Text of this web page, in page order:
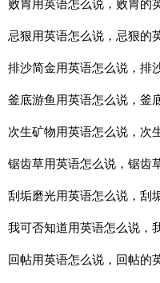
败胃用英语怎么说，败胃的
忌狠用英语怎么说，忌狠的
排沙简金用英语怎么说，排
釜底游鱼用英语怎么说，釜
次生矿物用英语怎么说，次
锯齿草用英语怎么说，锯齿
刮垢磨光用英语怎么说，刮
我可否知道用英语怎么说，
回帖用英语怎么说，回帖的